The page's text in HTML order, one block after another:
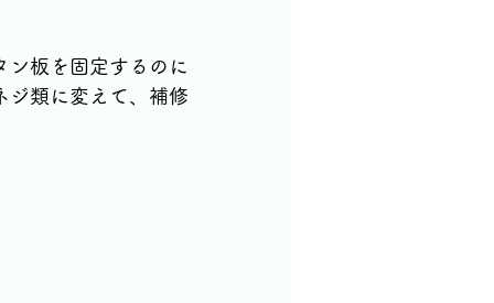
ン板を固定するのに
ジ類に変えて、補修